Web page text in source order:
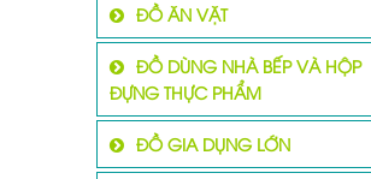
ĐỒ ĂN VẶT
ĐỒ DÙNG NHÀ BẾP VÀ HỘP
ĐỰNG THỰC PHẨM
ĐỒ GIA DỤNG LỚN